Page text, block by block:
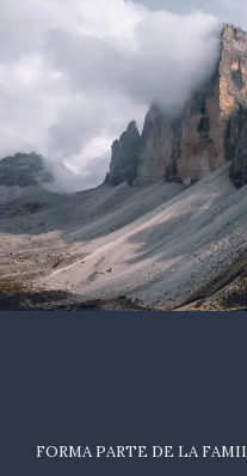
FORMA PARTE DE LA